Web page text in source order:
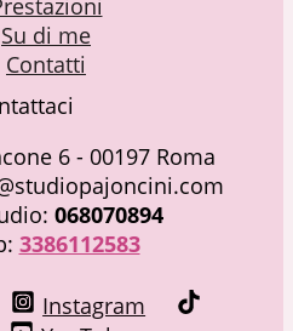
Su di me
Contatti
6 - 00197 Roma
068070894
3386112583
Instagram